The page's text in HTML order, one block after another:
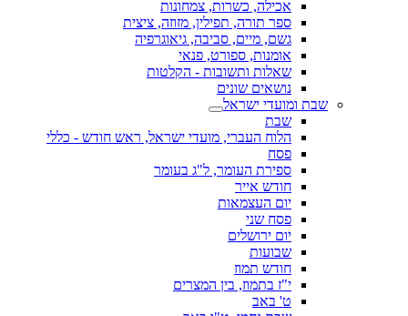
אכילה, כשרות, צמחונות
ספר תורה, תפילין, מזוזה, ציצית
גשם, מיים, סביבה, גיאוגרפיה
אומנות, ספורט, פנאי
שאלות ותשובות - הקלטות
נושאים שונים
שבת ומועדי ישראל
שבת
הלוח העברי, מועדי ישראל, ראש חודש - כללי
פסח
ספירת העומר, ל"ג בעומר
חודש אייר
יום העצמאות
פסח שני
יום ירושלים
שבועות
חודש תמוז
י"ז בתמוז, בין המצרים
ט' באב